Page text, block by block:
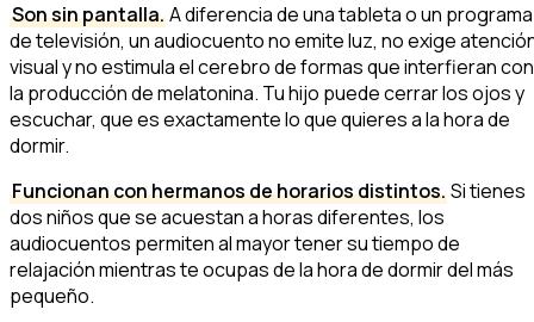
Son sin pantalla. A diferencia de una tableta o un programa
de televisión, un audiocuento no emite luz, no exige
visual y no estimula el cerebro de formas que interfieran con
la producción de melatonina. Tu hijo puede cerrar los ojos y
escuchar, que es exactamente lo que quieres a la hora de
dormir.
Funcionan con hermanos de horarios distintos. Si tienes
dos niños que se acuestan a horas diferentes, los
audiocuentos permiten al mayor tener su tiempo de
relajación mientras te ocupas de la hora de dormir del más
pequeño.